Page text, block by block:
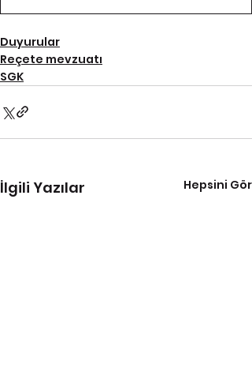
Duyurular
Reçete mevzuatı
SGK
İlgili Yazılar Hepsini Gör